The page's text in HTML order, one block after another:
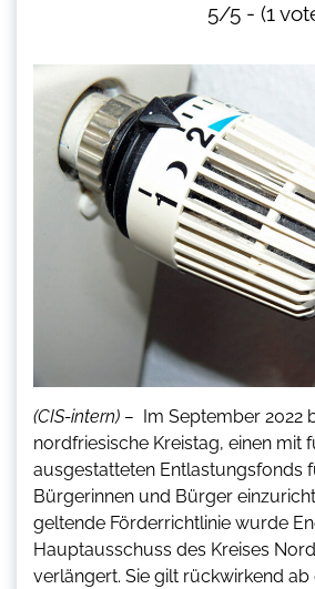
5/5 - (1
(CIS-intern) –
Im September 2022
nordfriesische Kreistag, einen mit
ausgestatteten Entlastungsfonds
Bürgerinnen und Bürger
geltende Förderrichtlinie wurde
Hauptausschuss des Kreises
verlängert. Sie gilt rückwirkend ab